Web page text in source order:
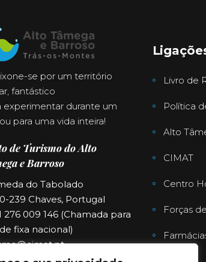
se por um território
fantástico
experimentar durante um
para uma vida inteira!
de Turismo do Alto
e Barroso
do Tabolado
239 Chaves, Portugal
276 009 146 (Chamada para
fixa nacional)
Livro de
Política
Alto
CIMAT
Centro
Forças